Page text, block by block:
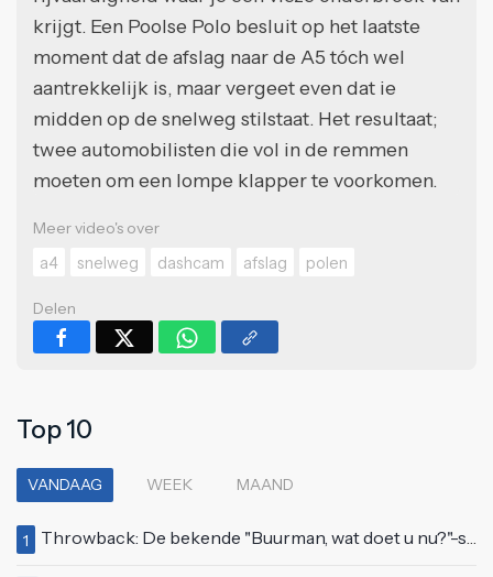
krijgt. Een Poolse Polo besluit op het laatste
moment dat de afslag naar de A5 tóch wel
aantrekkelijk is, maar vergeet even dat ie
midden op de snelweg stilstaat. Het resultaat;
twee automobilisten die vol in de remmen
moeten om een lompe klapper te voorkomen.
Meer video's over
a4
snelweg dashcam afslag polen
Delen
Top 10
VANDAAG WEEK MAAND
1 Throwback: De bekende "Buurman, wat doet u nu?"-scène uit Flodder met Tatjana Šimić